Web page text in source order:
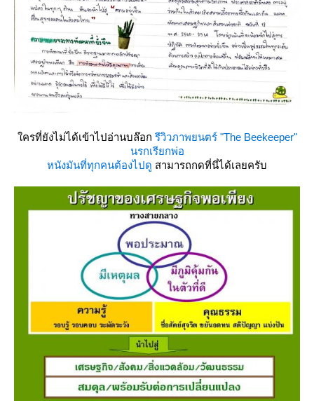
ครที่ยังไม่ได้เข้าไปอ่านบล๊อก รีวิวภาพยนตร์ "The Beekeeper"
นรกเรียกพ่อ
หนังมันที่ทุกคนต้องไปดู สามารถกดที่นี่ได้เลยครับ